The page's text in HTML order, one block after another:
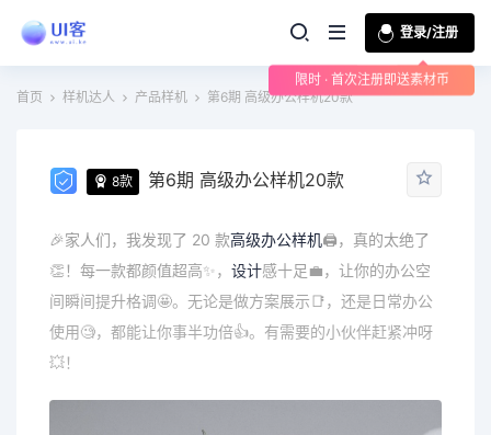
登录/注册
限时 · 首次注册即送素材币
首页
样机达人 产品样机 第6期 高级办公样机20款
8款 第6期 高级办公样机20款
🎉家人们，我发现了 20 款高级办公样机🖨，真的太绝了
👏！每一款都颜值超高✨， 设计感十足💼，让你的办公空
间瞬间提升格调🤩。无论是做方案展示📑，还是日常办公
使用🧐，都能让你事半功倍👍。有需要的小伙伴赶紧冲呀
💥！